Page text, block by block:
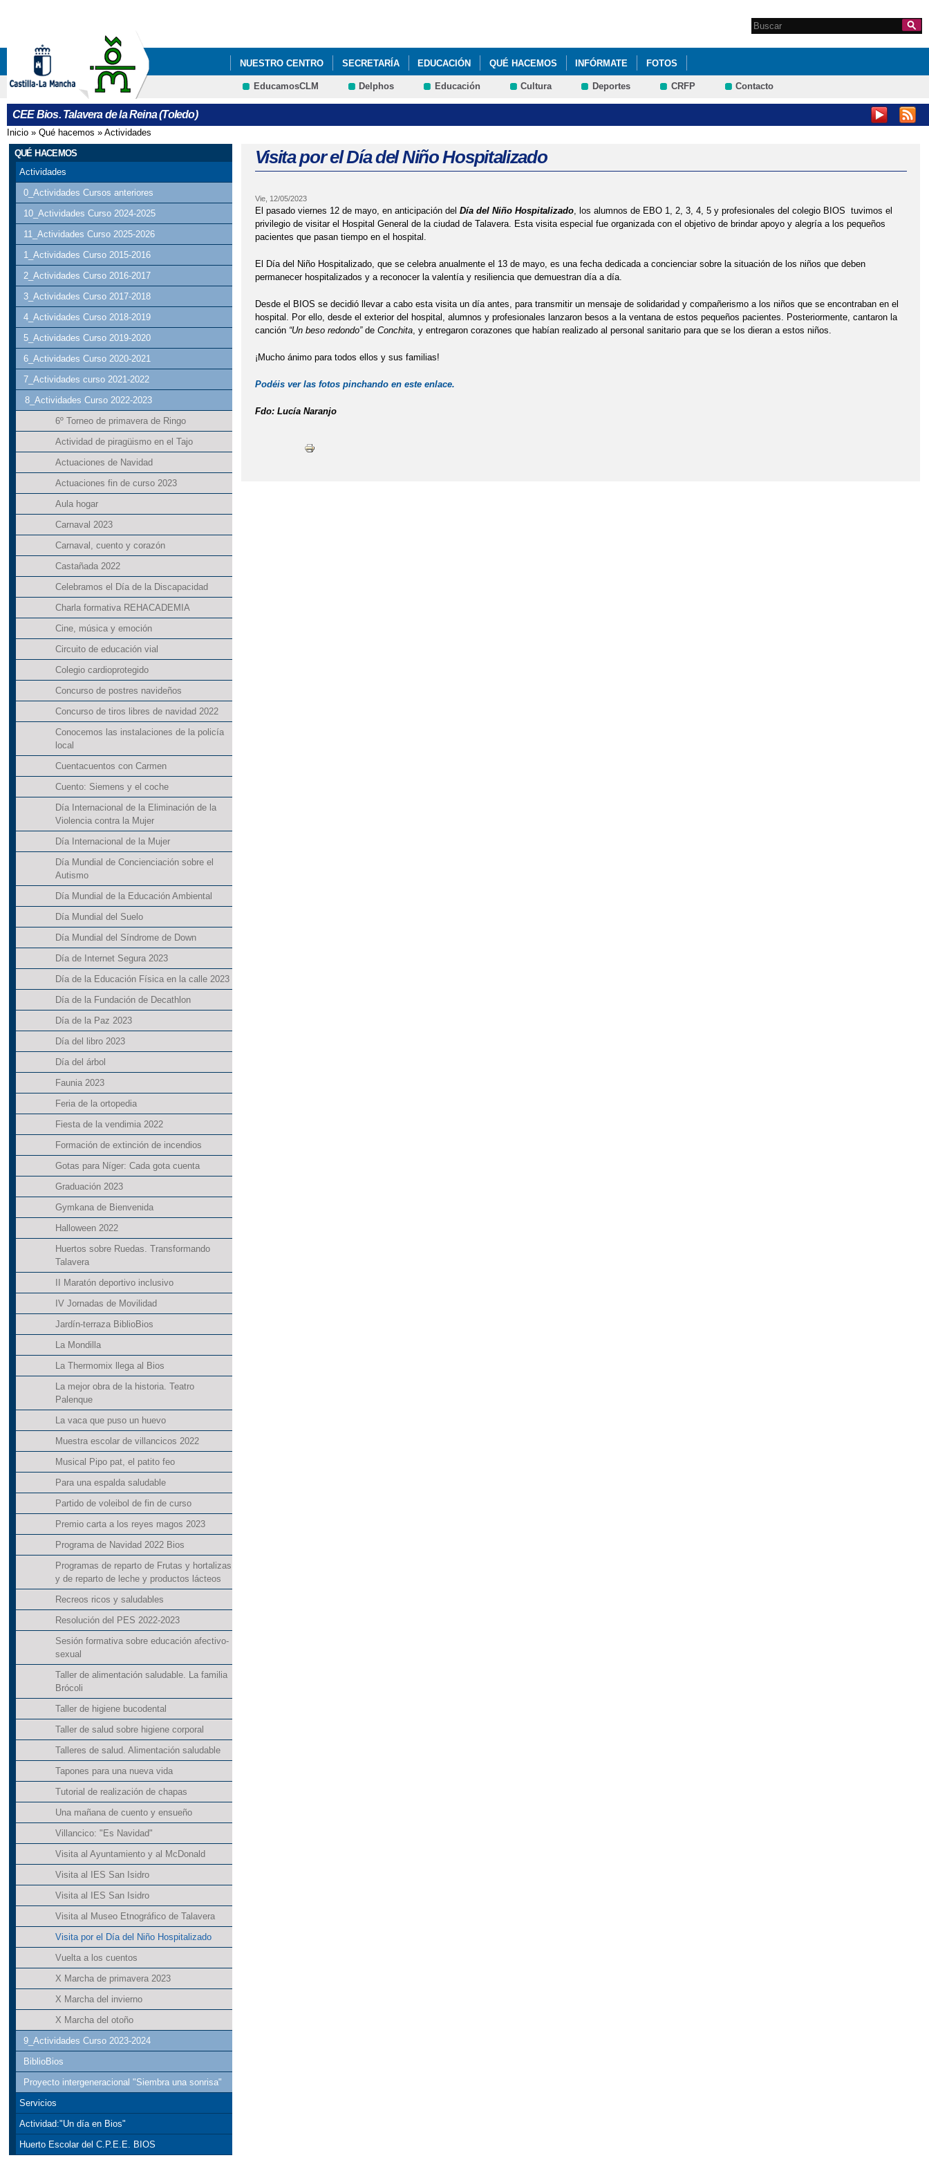
Formulario de
Search this site
NUESTRO CENTRO SECRETARÍA EDUCACIÓN QUÉ HACEMOS INFÓRMATE FOTOS
EducamosCLM Delphos Educación Cultura Deportes CRFP Contacto
CEE Bios. Talavera de la Reina (Toledo)
Se encuentra usted aquí
Inicio » Qué hacemos » Actividades
QUÉ HACEMOS
Actividades
0_Actividades Cursos anteriores
10_Actividades Curso 2024-2025
11_Actividades Curso 2025-2026
1_Actividades Curso 2015-2016
2_Actividades Curso 2016-2017
3_Actividades Curso 2017-2018
4_Actividades Curso 2018-2019
5_Actividades Curso 2019-2020
6_Actividades Curso 2020-2021
7_Actividades curso 2021-2022
8_Actividades Curso 2022-2023
6º Torneo de primavera de Ringo
Actividad de piragüismo en el Tajo
Actuaciones de Navidad
Actuaciones fin de curso 2023
Aula hogar
Carnaval 2023
Carnaval, cuento y corazón
Castañada 2022
Celebramos el Día de la Discapacidad
Charla formativa REHACADEMIA
Cine, música y emoción
Circuito de educación vial
Colegio cardioprotegido
Concurso de postres navideños
Concurso de tiros libres de navidad 2022
Conocemos las instalaciones de la policía
local
Cuentacuentos con Carmen
Cuento: Siemens y el coche
Día Internacional de la Eliminación de la
Violencia contra la Mujer
Día Internacional de la Mujer
Día Mundial de Concienciación sobre el
Autismo
Día Mundial de la Educación Ambiental
Día Mundial del Suelo
Día Mundial del Síndrome de Down
Día de Internet Segura 2023
Día de la Educación Física en la calle 2023
Día de la Fundación de Decathlon
Día de la Paz 2023
Día del libro 2023
Día del árbol
Faunia 2023
Feria de la ortopedia
Fiesta de la vendimia 2022
Formación de extinción de incendios
Gotas para Níger: Cada gota cuenta
Graduación 2023
Gymkana de Bienvenida
Halloween 2022
Huertos sobre Ruedas. Transformando
Talavera
II Maratón deportivo inclusivo
IV Jornadas de Movilidad
Jardín-terraza BiblioBios
La Mondilla
La Thermomix llega al Bios
La mejor obra de la historia. Teatro
Palenque
La vaca que puso un huevo
Muestra escolar de villancicos 2022
Musical Pipo pat, el patito feo
Para una espalda saludable
Partido de voleibol de fin de curso
Premio carta a los reyes magos 2023
Programa de Navidad 2022 Bios
Programas de reparto de Frutas y hortalizas
y de reparto de leche y productos lácteos
Recreos ricos y saludables
Resolución del PES 2022-2023
Sesión formativa sobre educación afectivo-
sexual
Taller de alimentación saludable. La familia
Brócoli
Taller de higiene bucodental
Taller de salud sobre higiene corporal
Talleres de salud. Alimentación saludable
Tapones para una nueva vida
Tutorial de realización de chapas
Una mañana de cuento y ensueño
Villancico: "Es Navidad"
Visita al Ayuntamiento y al McDonald
Visita al IES San Isidro
Visita al IES San Isidro
Visita al Museo Etnográfico de Talavera
Visita por el Día del Niño Hospitalizado
Vuelta a los cuentos
X Marcha de primavera 2023
X Marcha del invierno
X Marcha del otoño
9_Actividades Curso 2023-2024
BiblioBios
Proyecto intergeneracional "Siembra una sonrisa"
Servicios
Actividad:"Un día en Bios"
Huerto Escolar del C.P.E.E. BIOS
Visita por el Día del Niño Hospitalizado
Vie, 12/05/2023
El pasado viernes 12 de mayo, en anticipación del Día del Niño Hospitalizado, los alumnos de EBO 1, 2, 3, 4, 5 y profesionales del colegio BIOS tuvimos el
privilegio de visitar el Hospital General de la ciudad de Talavera. Esta visita especial fue organizada con el objetivo de brindar apoyo y alegría a los pequeños
pacientes que pasan tiempo en el hospital.
El Día del Niño Hospitalizado, que se celebra anualmente el 13 de mayo, es una fecha dedicada a concienciar sobre la situación de los niños que deben
permanecer hospitalizados y a reconocer la valentía y resiliencia que demuestran día a día.
Desde el BIOS se decidió llevar a cabo esta visita un día antes, para transmitir un mensaje de solidaridad y compañerismo a los niños que se encontraban en el
hospital. Por ello, desde el exterior del hospital, alumnos y profesionales lanzaron besos a la ventana de estos pequeños pacientes. Posteriormente, cantaron la
canción “Un beso redondo”de Conchita, y entregaron corazones que habían realizado al personal sanitario para que se los dieran a estos niños.
¡Mucho ánimo para todos ellos y sus familias!
Podéis ver las fotos pinchando en este enlace.
Fdo: Lucía Naranjo